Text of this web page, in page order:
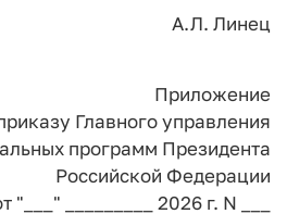
А.Л. Линец
Приложение
Главного управления
программ Президента
Российской Федерации
"___" _________ 2026 г. N ___